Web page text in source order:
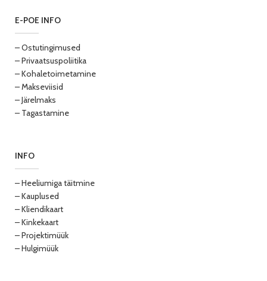
E-POE INFO
– Ostutingimused
– Privaatsuspoliitika
– Kohaletoimetamine
– Makseviisid
– Järelmaks
– Tagastamine
INFO
– Heeliumiga täitmine
– Kauplused
– Kliendikaart
– Kinkekaart
– Projektimüük
– Hulgimüük